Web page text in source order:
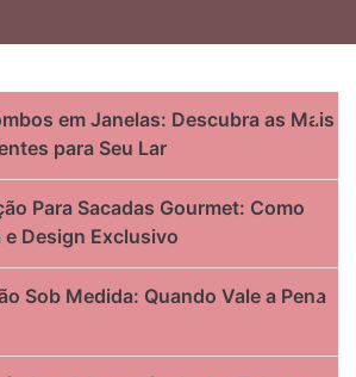
em Janelas: Descubra as Mais
para Seu Lar
Para Sacadas Gourmet: Como
Design Exclusivo
Sob Medida: Quando Vale a Pena